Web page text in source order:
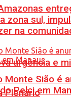
urgência e
Plenário
zona sul,
na
Monte Sião é
Pelci em